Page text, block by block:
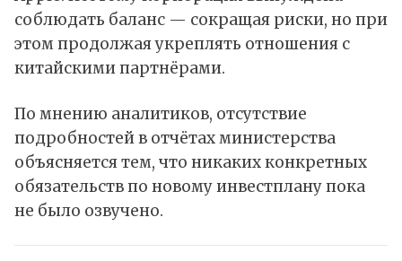
соблюдать баланс — сокращая риски, но при
этом продолжая укреплять отношения с
китайскими партнёрами.
По мнению аналитиков, отсутствие
подробностей в отчётах министерства
объясняется тем, что никаких конкретных
обязательств по новому инвестплану пока
не было озвучено.